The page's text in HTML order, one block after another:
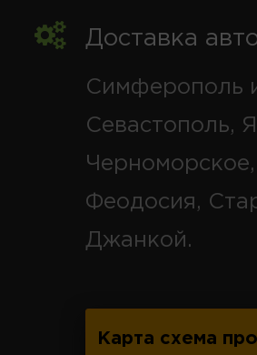
Доставка
Симферополь
Севастополь,
Феодосия,
Джанкой.
Карта схема